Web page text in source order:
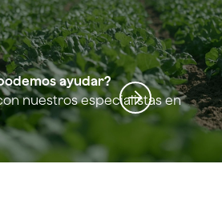
ayudar?
nuestros especialistas en